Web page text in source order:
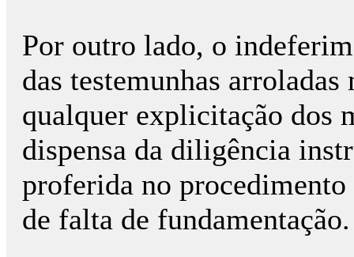
Por outro lado, o
das testemunhas
qualquer explicitação dos
dispensa da diligência
proferida no
de falta de fundamentação.